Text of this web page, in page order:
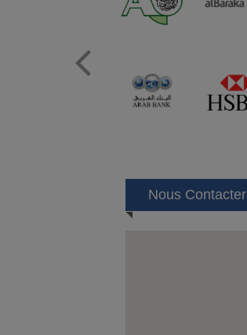
Nous Contacter